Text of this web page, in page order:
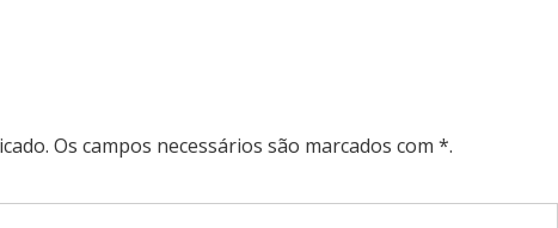
Os campos necessários são marcados com *.